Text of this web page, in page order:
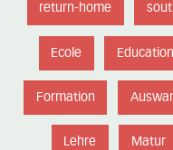
return-home
Ecole Education
Formation
Lehre Matur